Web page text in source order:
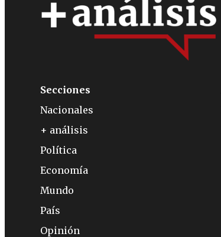
Secciones
Nacionales
+ análisis
Política
Economía
Mundo
País
Opinión